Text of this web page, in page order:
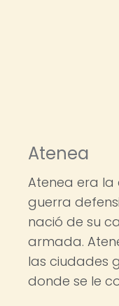
Atenea
Atenea era la
guerra
nació de su
armada.
las ciudades
donde se le